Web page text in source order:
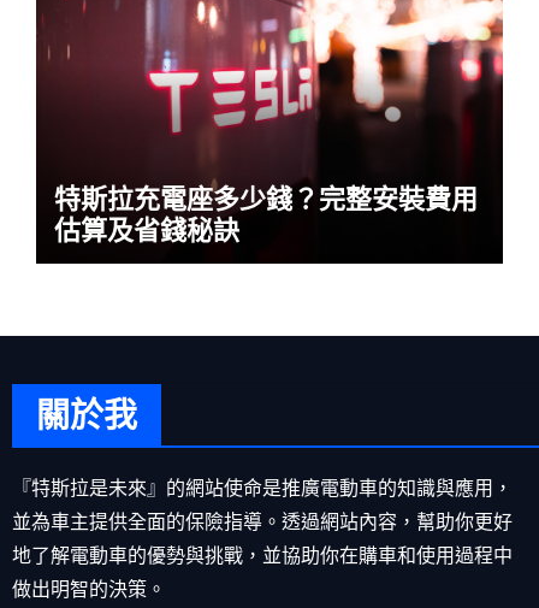
特斯拉充電座多少錢？完整安裝費用
估算及省錢秘訣
關於我
『特斯拉是未來』的網站使命是推廣電動車的知識與應用，
並為車主提供全面的保險指導。透過網站內容，幫助你更好
地了解電動車的優勢與挑戰，並協助你在購車和使用過程中
做出明智的決策。